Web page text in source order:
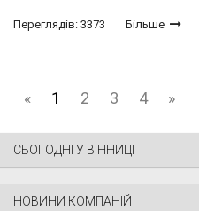
Переглядів: 3373 Більше
« 1 2 3 4 »
СЬОГОДНІ У ВІННИЦІ
НОВИНИ КОМПАНІЙ